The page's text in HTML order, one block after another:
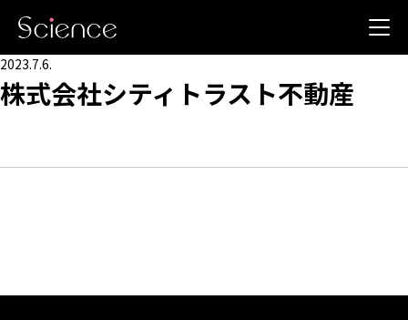
2023.7.6.
株式会社シティトラスト不動産